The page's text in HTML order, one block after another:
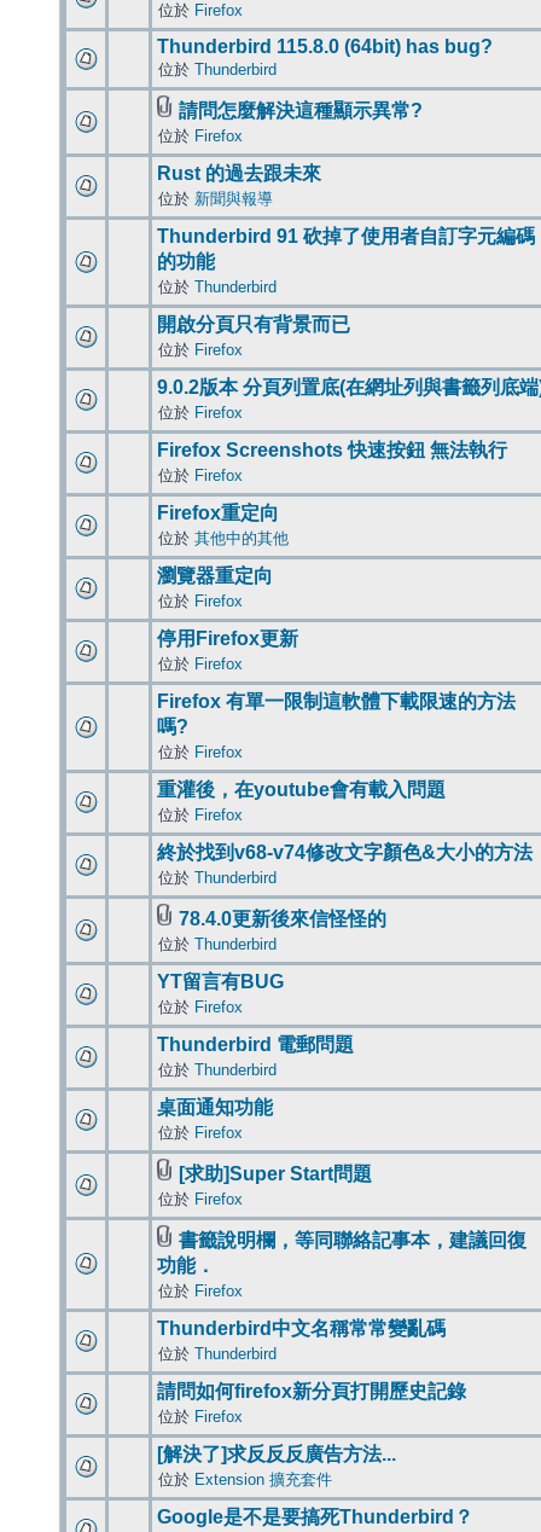
位於 Firefox
Thunderbird 115.8.0 (64bit) has bug?
位於 Thunderbird
請問怎麼解決這種顯示異常?
位於 Firefox
Rust 的過去跟未來
位於 新聞與報導
Thunderbird 91 砍掉了使用者自訂字元編碼
的功能
位於 Thunderbird
開啟分頁只有背景而已
位於 Firefox
9.0.2版本 分頁列置底(在網址列與書籤列底
位於 Firefox
Firefox Screenshots 快速按鈕 無法執行
位於 Firefox
Firefox重定向
位於 其他中的其他
瀏覽器重定向
位於 Firefox
停用Firefox更新
位於 Firefox
Firefox 有單一限制這軟體下載限速的方法
嗎?
位於 Firefox
重灌後，在youtube會有載入問題
位於 Firefox
終於找到v68-v74修改文字顏色&大小的方法
位於 Thunderbird
78.4.0更新後來信怪怪的
位於 Thunderbird
YT留言有BUG
位於 Firefox
Thunderbird 電郵問題
位於 Thunderbird
桌面通知功能
位於 Firefox
[求助]Super Start問題
位於 Firefox
書籤說明欄，等同聯絡記事本，建議回復
功能．
位於 Firefox
Thunderbird中文名稱常常變亂碼
位於 Thunderbird
請問如何firefox新分頁打開歷史記錄
位於 Firefox
[解決了]求反反反廣告方法...
位於 Extension 擴充套件
Google是不是要搞死Thunderbird？